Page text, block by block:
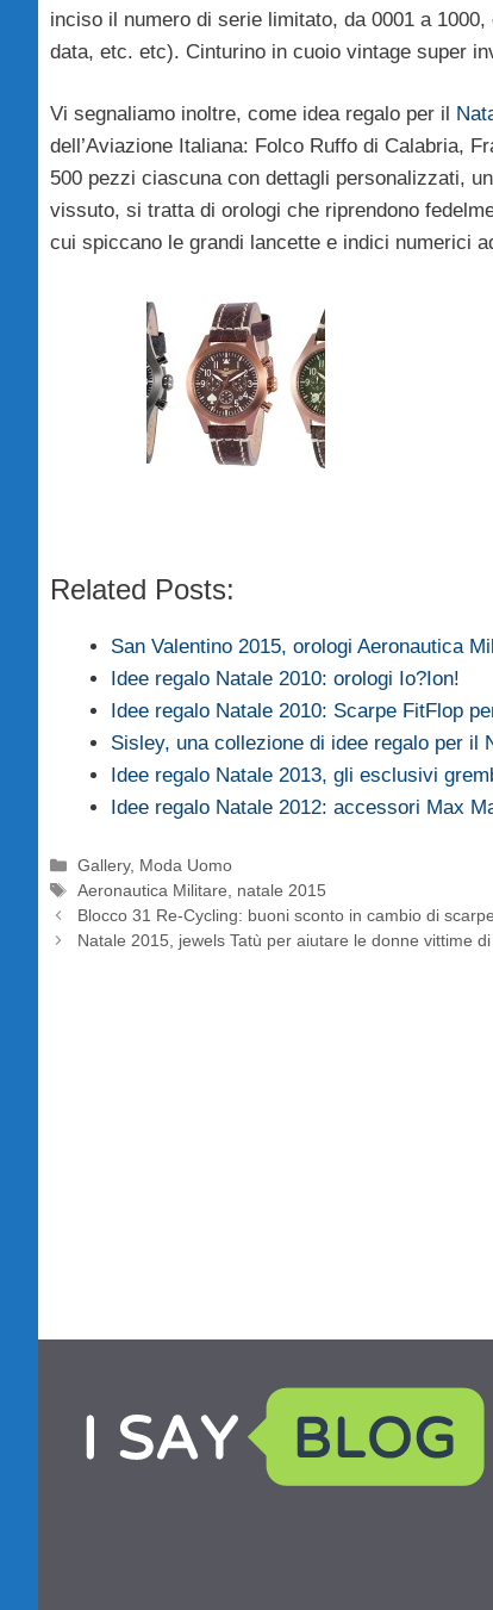
inciso il numero di serie limitato, da 0001 a
data, etc. etc). Cinturino in cuoio vintage super
Vi segnaliamo inoltre, come idea regalo per il
dell’Aviazione Italiana: Folco Ruffo di Calabria,
500 pezzi ciascuna con dettagli personalizzati,
vissuto, si tratta di orologi che riprendono
cui spiccano le grandi lancette e indici numerici
Related Posts:
San Valentino 2015, orologi Aeronautica
Idee regalo Natale 2010: orologi Io?Ion!
Idee regalo Natale 2010: Scarpe FitFlop
Sisley, una collezione di idee regalo per il
Idee regalo Natale 2013, gli esclusivi
Idee regalo Natale 2012: accessori Max
Categorie
Gallery, Moda Uomo
Tag
Aeronautica Militare, natale 2015
Blocco 31 Re-Cycling: buoni sconto in cambio di
Natale 2015, jewels Tatù per aiutare le donne vittime